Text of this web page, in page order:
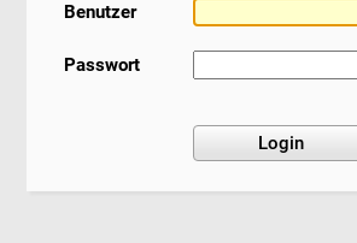
Benutzer
Passwort